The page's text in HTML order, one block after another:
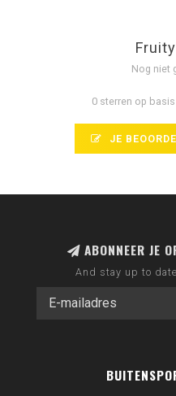
Nog niet
0 sterren op
JE
ABONNEER JE
And stay up to